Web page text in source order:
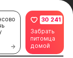
30 241
Забрать
питомца
домой